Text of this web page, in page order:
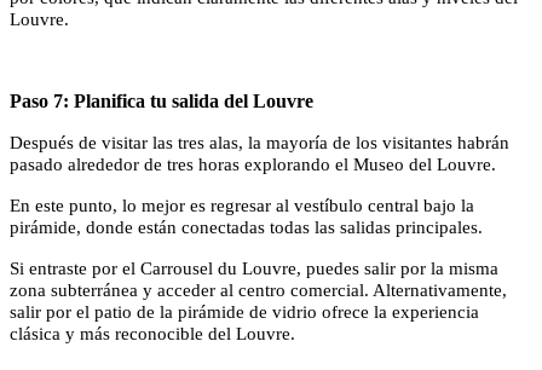
Louvre.
Paso 7: Planifica tu salida del Louvre
Después de visitar las tres alas, la mayoría de los visitantes habrán
pasado alrededor de tres horas explorando el Museo del Louvre.
En este punto, lo mejor es regresar al vestíbulo central bajo la
pirámide, donde están conectadas todas las salidas principales.
Si entraste por el Carrousel du Louvre, puedes salir por la misma
zona subterránea y acceder al centro comercial. Alternativamente,
salir por el patio de la pirámide de vidrio ofrece la experiencia
clásica y más reconocible del Louvre.